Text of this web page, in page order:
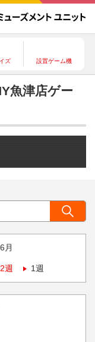
ズ 設置ゲーム機
魚津店ゲー
6月
2週 1週